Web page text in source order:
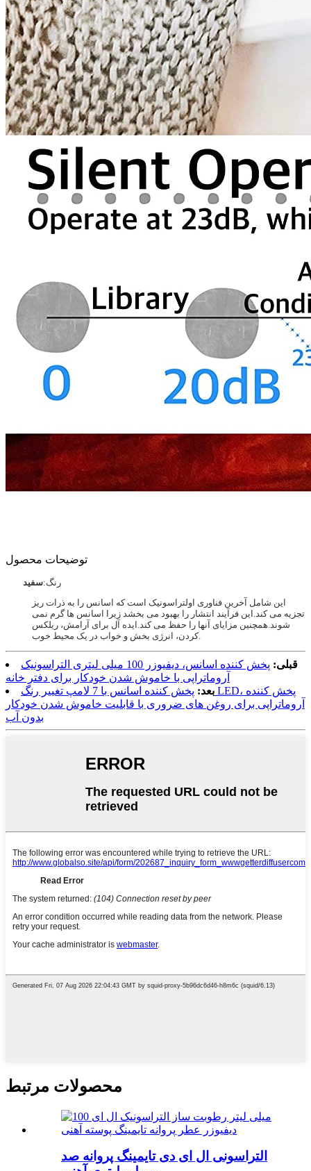
توضیحات محصول
رنگ:سفید
این شامل آخرین فناوری اولتراسونیک است که اسانس را به ذرات ریز
تجزیه می کند.این فرآیند انتشار را بهبود می بخشد زیرا اسانس ها گرم نمی
شوند.همچنین مزایای آنها را حفظ می کند.ایده آل برای آرامش، ریلکس
کردن، انرژی بخش و خواب در یک محیط خوب.
قبلی:
پخش کننده اسانس، دیفیوزر 100 میلی لیتری التراسونیک
آروماتراپی با خاموش شدن خودکار برای دفتر خانه
بعد:
پخش کننده اسانس با 7 لامپ تغییر رنگ LED، پخش کننده
آروماتراپی برای روغن های ضروری با قابلیت خاموش شدن خودکار
بدون آب
محصولات مرتبط
التراسونی ال ای دی تایمینگ پروانه صد